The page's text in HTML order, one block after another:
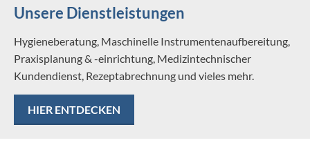
Unsere Dienstleistungen
Hygieneberatung, Maschinelle Instrumentenaufbereitung,
Praxisplanung & -einrichtung, Medizintechnischer
Kundendienst, Rezeptabrechnung und vieles mehr.
HIER ENTDECKEN